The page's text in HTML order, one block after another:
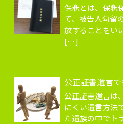
保釈とは、保釈
て、被告人勾留
放することをい
[…]
公正証書遺言
公正証書遺言は
にくい遺言方法
た遺族の中でト